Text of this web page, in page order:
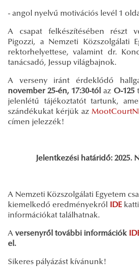
- angol nyelvű motivációs levél 1
A csapat felkészítésében részt
Pigozzi, a Nemzeti Közszolgálati
rektorhelyettese, valamint dr.
tanácsadó, Jessup világbajnok.
A verseny iránt érdeklődő
november 25-én, 17:30-tól az O-125
jelenlétű tájékoztatót tartunk,
szándékukat kérjük az
címen jelezzék!
Jelentkezési határidő: 2025.
A Nemzeti Közszolgálati Egyetem
kiemelkedő eredményekről IDE
információkat találhatnak.
A versenyről további információk
el.
Sikeres pályázást kívánunk!